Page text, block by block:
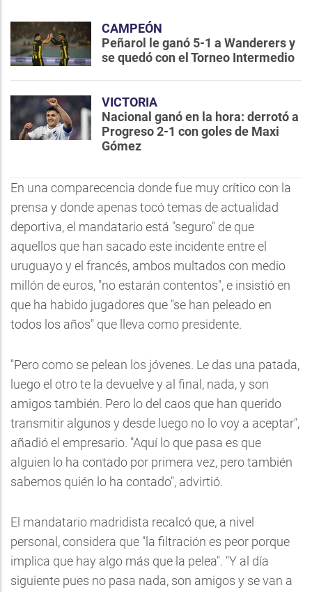
CAMPEÓN
Peñarol le ganó 5-1 a Wanderers y
se quedó con el Torneo Intermedio
VICTORIA
Nacional ganó en la hora: derrotó a
Progreso 2-1 con goles de Maxi
Gómez
En una comparecencia donde fue muy crítico con la
prensa y donde apenas tocó temas de actualidad
deportiva, el mandatario está "seguro" de que
aquellos que han sacado este incidente entre el
uruguayo y el francés, ambos multados con medio
millón de euros, "no estarán contentos", e insistió en
que ha habido jugadores que "se han peleado en
todos los años" que lleva como presidente.
"Pero como se pelean los jóvenes. Le das una patada,
luego el otro te la devuelve y al final, nada, y son
amigos también. Pero lo del caos que han querido
transmitir algunos y desde luego no lo voy a aceptar",
añadió el empresario. "Aquí lo que pasa es que
alguien lo ha contado por primera vez, pero también
sabemos quién lo ha contado", advirtió.
El mandatario madridista recalcó que, a nivel
personal, considera que "la filtración es peor porque
implica que hay algo más que la pelea". "Y al día
siguiente pues no pasa nada, son amigos y se van a